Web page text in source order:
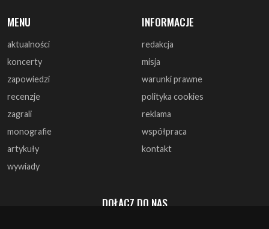
MENU
aktualności
koncerty
zapowiedzi
recenzje
zagrali
monografie
artykuły
wywiady
INFORMACJE
redakcja
misja
warunki prawne
polityka cookies
reklama
współpraca
kontakt
DOŁĄCZ DO NAS